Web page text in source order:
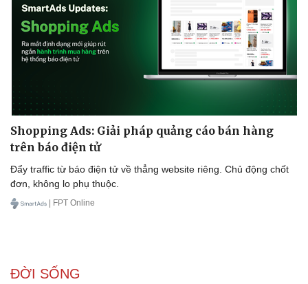
Shopping Ads: Giải pháp quảng cáo bán hàng
trên báo điện tử
Đẩy traffic từ báo điện tử về thẳng website riêng. Chủ động chốt
đơn, không lo phụ thuộc.
| FPT Online
ĐỜI SỐNG